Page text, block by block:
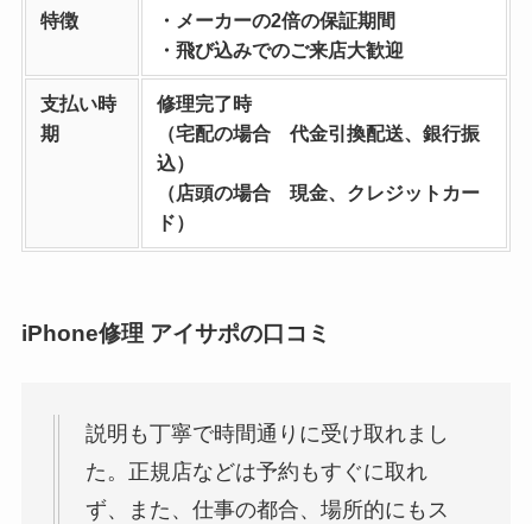
特徴
・メーカーの2倍の保証期間
・飛び込みでのご来店大歓迎
支払い時
期
修理完了時
（宅配の場合 代金引換配送、銀行振
込）
（店頭の場合 現金、クレジットカー
ド）
iPhone修理 アイサポの口コミ
説明も丁寧で時間通りに受け取れまし
た。正規店などは予約もすぐに取れ
ず、また、仕事の都合、場所的にもス